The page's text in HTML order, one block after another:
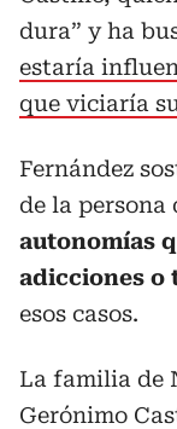
dura” y ha
estaría
que viciaría
Fernández
de la persona
autonomías
adicciones o
esos casos.
La familia de
Gerónimo